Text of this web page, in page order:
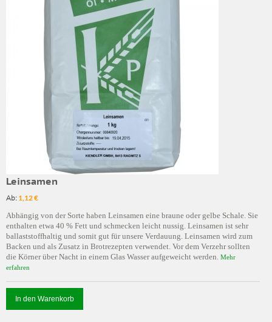
Leinsamen
Ab: 1,12 €
Abhängig von der Sorte haben Leinsamen eine braune oder gelbe Schale. Sie
enthalten etwa 40 % Fett und schmecken leicht nussig. Leinsamen ist sehr
ballaststoffhaltig und somit gut für unsere Verdauung. Leinsamen wird zum
Backen und als Zusatz in Brotrezepten verwendet. Vor dem Verzehr sollten
die Körner über Nacht in einem Glas Wasser aufgeweicht werden. Mehr
erfahren
In den Warenkorb